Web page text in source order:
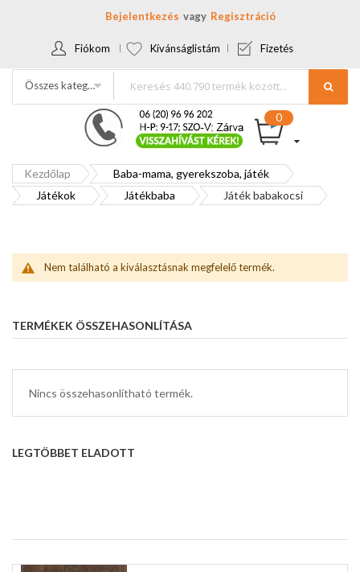
Bejelentkezés Regisztráció
Fiókom Kívánságlistám Fizetés
Összes kategória
Kezdőlap
Baba-mama, gyerekszoba, játék
Játékok
Játékbaba Játék babakocsi
Nem található a kiválasztásnak megfelelő termék.
TERMÉKEK ÖSSZEHASONLÍTÁSA
Nincs összehasonlítható termék.
LEGTÖBBET ELADOTT